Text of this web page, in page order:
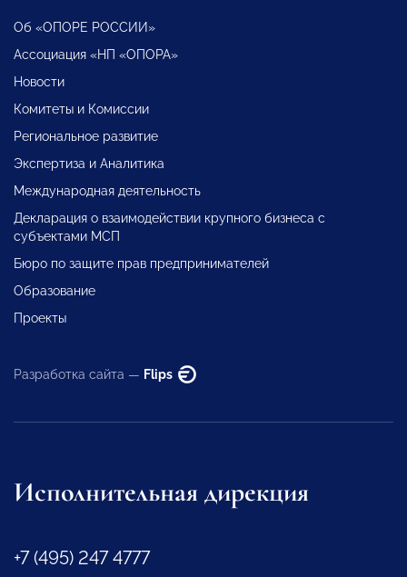
Об «ОПОРЕ РОССИИ»
Ассоциация «НП «ОПОРА»
Новости
Комитеты и Комиссии
Региональное развитие
Экспертиза и Аналитика
Международная деятельность
Декларация о взаимодействии крупного бизнеса с
субъектами МСП
Бюро по защите прав предпринимателей
Образование
Проекты
Разработка сайта — Flips
Исполнительная дирекция
+7 (495) 247 4777